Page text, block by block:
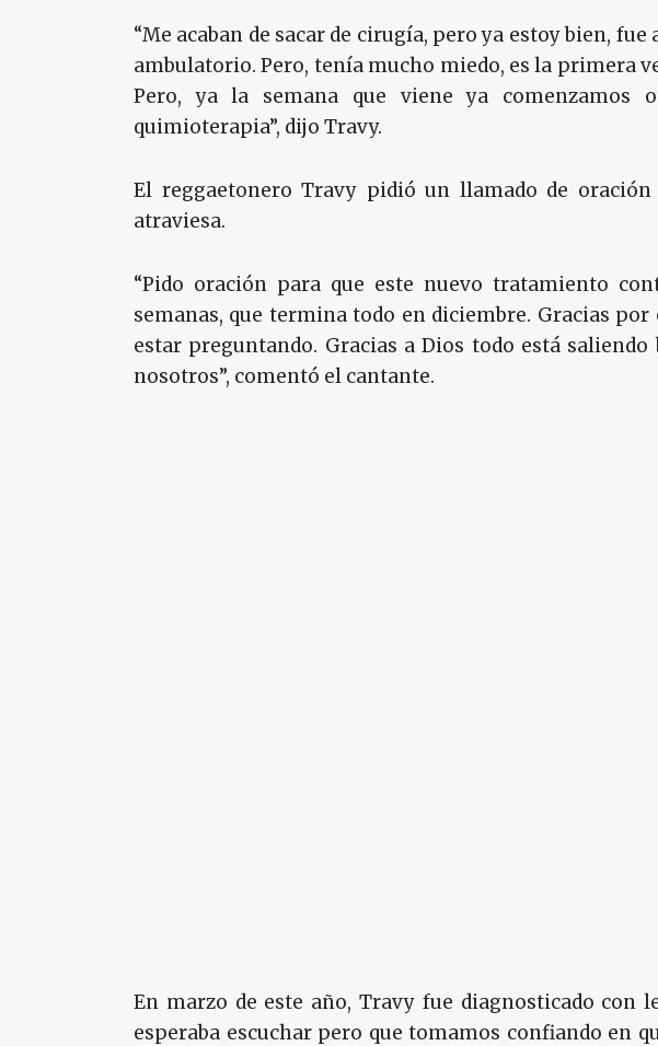
“Me acaban de sacar de cirugía, pero ya estoy bien,
ambulatorio. Pero, tenía mucho miedo, es la primera
Pero, ya la semana que viene ya comenzamos
quimioterapia”, dijo Travy.
El reggaetonero Travy pidió un llamado de
atraviesa.
“Pido oración para que este nuevo tratamiento
semanas, que termina todo en diciembre. Gracias
estar preguntando. Gracias a Dios todo está
nosotros”, comentó el cantante.
En marzo de este año, Travy fue diagnosticado con
esperaba escuchar pero que tomamos confiando en